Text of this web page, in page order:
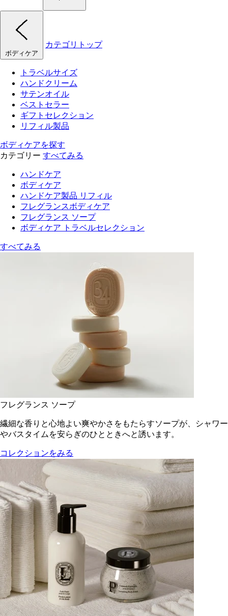
ボディケア
カテゴリトップ
トラベルサイズ
ハンドクリーム
サテンオイル
ベストセラー
ギフトセレクション
リフィル製品
ボディケアを探す
カテゴリー すべてみる
ハンドケア
ボディケア
ハンドケア製品 リフィル
フレグランスボディケア
フレグランス ソープ
ボディケア トラベルセレクション
すべてみる
フレグランス ソープ
繊細な香りと心地よい爽やかさをもたらすソープが、シャワー
やバスタイムを安らぎのひとときへと誘います。
コレクションをみる